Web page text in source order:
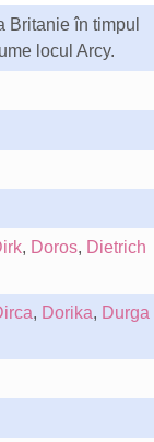
Britanie în timpul
locul Arcy.
, Doros, Dietrich
, Dorika, Durga